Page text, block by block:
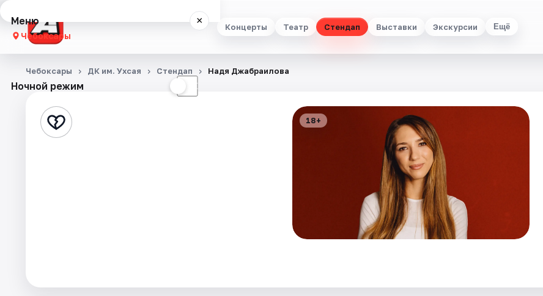
Концерты Театр Стендап Выставки Экскурсии Ещё
Меню ×
Чебоксары
Концерты
Стендап
Ночной режим ☾
Чебоксары ДК им. Ухсая Стендап Надя Джабраилова
18+